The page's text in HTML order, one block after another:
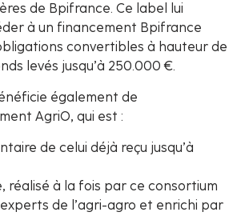
de Bpifrance. Ce label lui
à un financement Bpifrance
convertibles à hauteur de
levés jusqu’à 250.000 €.
également de
AgriO, qui est :
de celui déjà reçu jusqu’à
réalisé à la fois par ce consortium
de l’agri-agro et enrichi par